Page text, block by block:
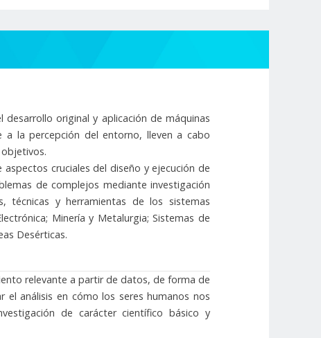
original y aplicación de máquinas
la percepción del entorno, lleven a cabo
cruciales del diseño y ejecución de
de complejos mediante investigación
técnicas y herramientas de los sistemas
Minería y Metalurgia; Sistemas de
Desérticas.
relevante a partir de datos, de forma de
análisis en cómo los seres humanos nos
de carácter científico básico y